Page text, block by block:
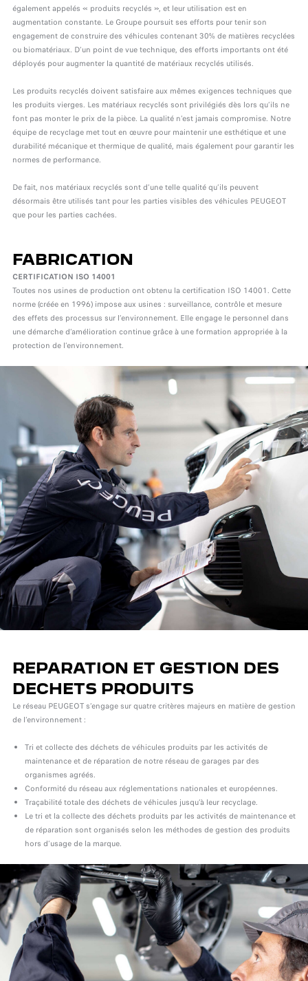
également appelés « produits recyclés », et leur utilisation est en
augmentation constante. Le Groupe poursuit ses efforts pour tenir son
engagement de construire des véhicules contenant 30% de matières recyclées
ou biomatériaux. D’un point de vue technique, des efforts importants ont été
déployés pour augmenter la quantité de matériaux recyclés utilisés.
Les produits recyclés doivent satisfaire aux mêmes exigences techniques que
les produits vierges. Les matériaux recyclés sont privilégiés dès lors qu’ils ne
font pas monter le prix de la pièce. La qualité n’est jamais compromise. Notre
équipe de recyclage met tout en œuvre pour maintenir une esthétique et une
durabilité mécanique et thermique de qualité, mais également pour garantir les
normes de performance.
De fait, nos matériaux recyclés sont d’une telle qualité qu’ils peuvent
désormais être utilisés tant pour les parties visibles des véhicules PEUGEOT
que pour les parties cachées.
FABRICATION
CERTIFICATION ISO 14001
Toutes nos usines de production ont obtenu la certification ISO 14001. Cette
norme (créée en 1996) impose aux usines : surveillance, contrôle et mesure
des effets des processus sur l’environnement. Elle engage le personnel dans
une démarche d’amélioration continue grâce à une formation appropriée à la
protection de l’environnement.
REPARATION ET GESTION DES
DECHETS PRODUITS
Le réseau PEUGEOT s’engage sur quatre critères majeurs en matière de gestion
de l’environnement :
Tri et collecte des déchets de véhicules produits par les activités de
maintenance et de réparation de notre réseau de garages par des
organismes agréés.
Conformité du réseau aux réglementations nationales et européennes.
Traçabilité totale des déchets de véhicules jusqu’à leur recyclage.
Le tri et la collecte des déchets produits par les activités de maintenance et
de réparation sont organisés selon les méthodes de gestion des produits
hors d’usage de la marque.